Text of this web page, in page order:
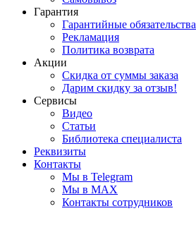
Гарантия
Гарантийные обязательства
Рекламация
Политика возврата
Акции
Скидка от суммы заказа
Дарим скидку за отзыв!
Сервисы
Видео
Статьи
Библиотека специалиста
Реквизиты
Контакты
Мы в Telegram
Мы в MAX
Контакты сотрудников